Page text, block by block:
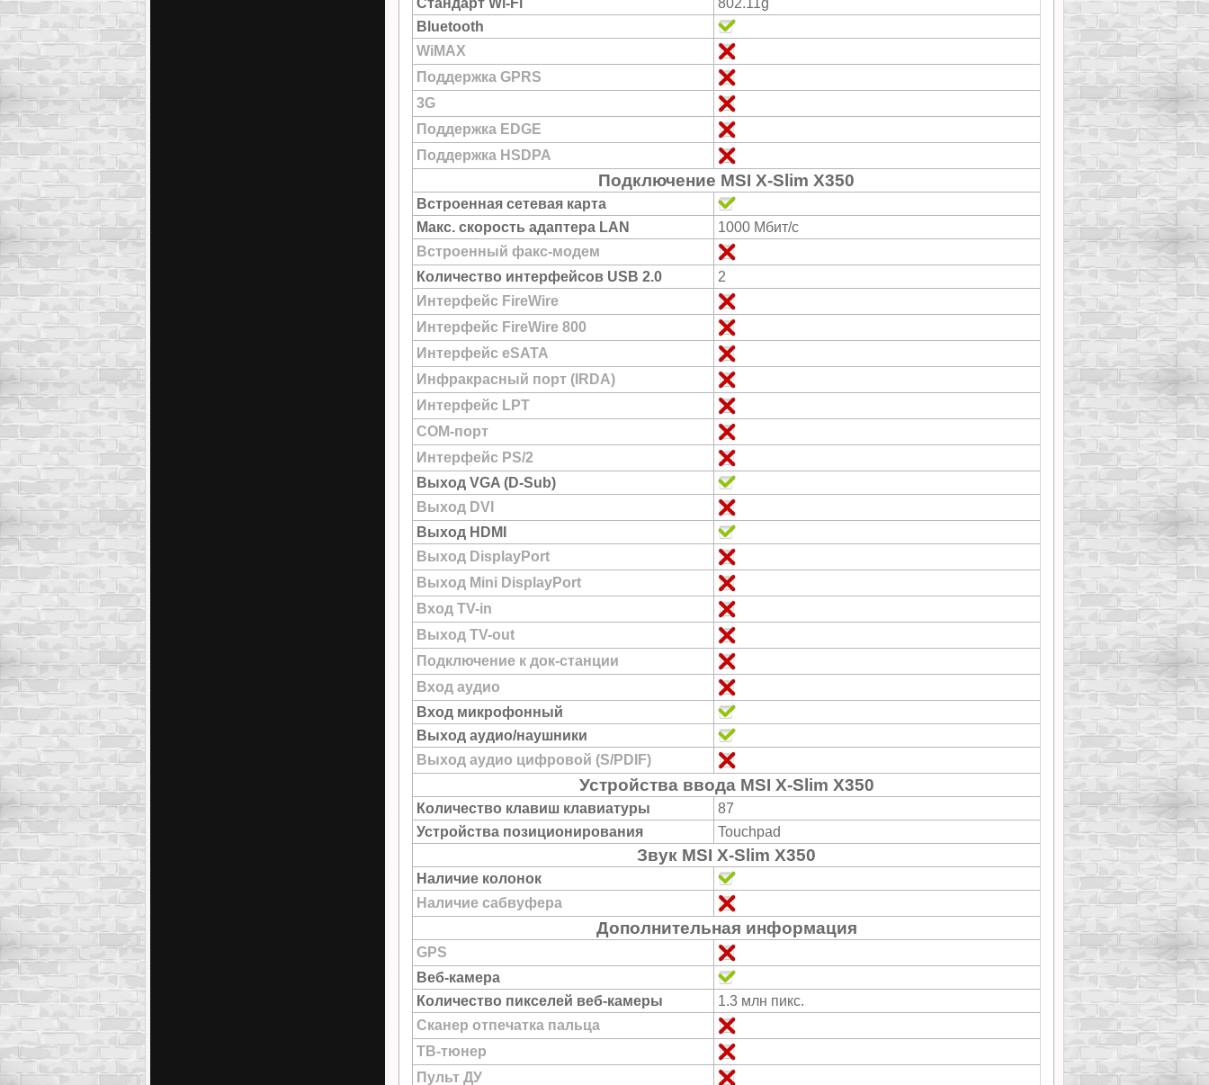
Стандарт Wi-Fi
802.11g
Bluetooth
WiMAX
Поддержка GPRS
3G
Поддержка EDGE
Поддержка HSDPA
Подключение MSI X-Slim X350
Встроенная сетевая карта
Макс. скорость адаптера LAN
1000 Мбит/с
Встроенный факс-модем
Количество интерфейсов USB 2.0
2
Интерфейс FireWire
Интерфейс FireWire 800
Интерфейс eSATA
Инфракрасный порт (IRDA)
Интерфейс LPT
COM-порт
Интерфейс PS/2
Выход VGA (D-Sub)
Выход DVI
Выход HDMI
Выход DisplayPort
Выход Mini DisplayPort
Вход TV-in
Выход TV-out
Подключение к док-станции
Вход аудио
Вход микрофонный
Выход аудио/наушники
Выход аудио цифровой (S/PDIF)
Устройства ввода MSI X-Slim X350
Количество клавиш клавиатуры
87
Устройства позиционирования
Touchpad
Звук MSI X-Slim X350
Наличие колонок
Наличие сабвуфера
Дополнительная информация
GPS
Веб-камера
Количество пикселей веб-камеры
1.3 млн пикс.
Сканер отпечатка пальца
ТВ-тюнер
Пульт ДУ